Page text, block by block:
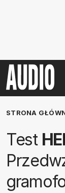
STRONA
Test